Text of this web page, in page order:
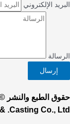
البريد الإلكتروني
الرسالة
إرسال
Casting Co., Ltd. &